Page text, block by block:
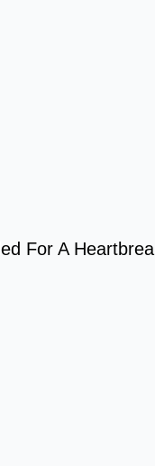
For A